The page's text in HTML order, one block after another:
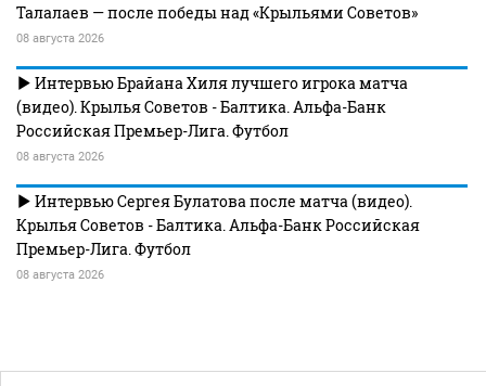
Талалаев — после победы над «Крыльями Советов»
08 августа 2026
Интервью Брайана Хиля лучшего игрока матча
(видео). Крылья Советов - Балтика. Альфа-Банк
Российская Премьер-Лига. Футбол
08 августа 2026
Интервью Сергея Булатова после матча (видео).
Крылья Советов - Балтика. Альфа-Банк Российская
Премьер-Лига. Футбол
08 августа 2026